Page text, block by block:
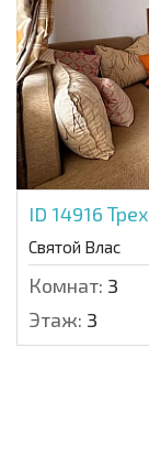
ID 14916
Святой Влас
Комнат: 3
Этаж: 3